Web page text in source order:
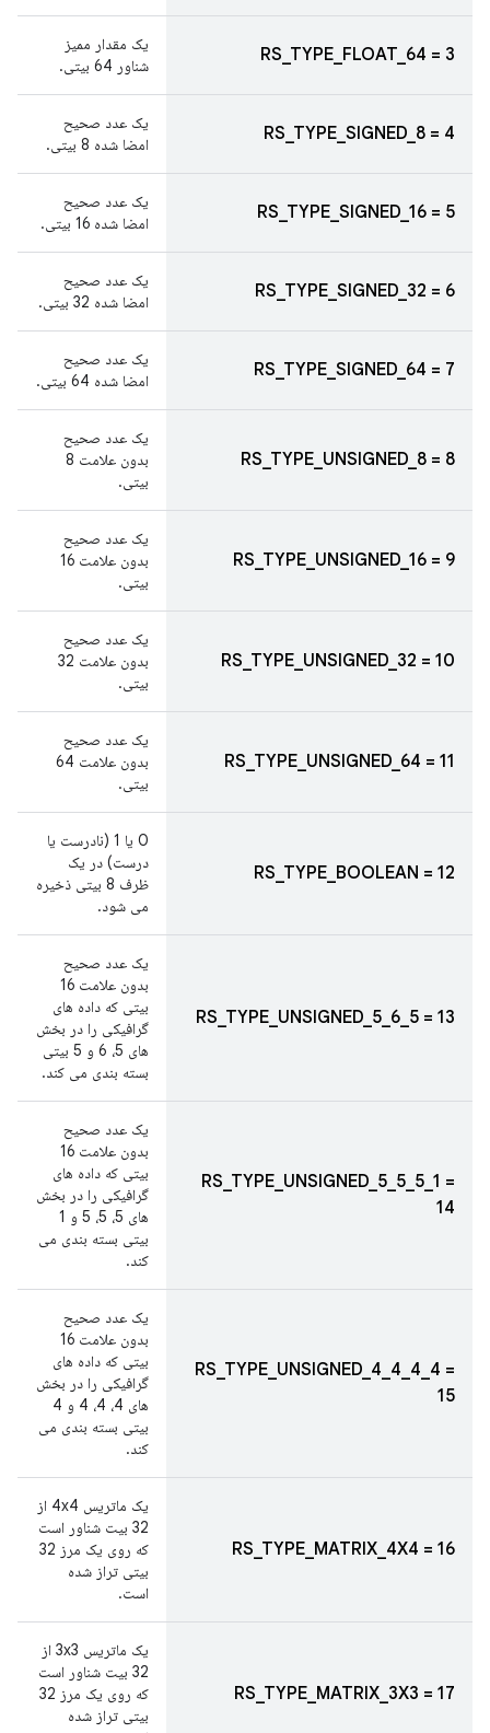
RS_TYPE_FLOAT_64 = 3
یک مقدار ممیز
شناور 64 بیتی.
RS_TYPE_SIGNED_8 = 4
یک عدد صحیح
امضا شده 8 بیتی.
RS_TYPE_SIGNED_16 = 5
یک عدد صحیح
امضا شده 16 بیتی.
RS_TYPE_SIGNED_32 = 6
یک عدد صحیح
امضا شده 32 بیتی.
RS_TYPE_SIGNED_64 = 7
یک عدد صحیح
امضا شده 64 بیتی.
RS_TYPE_UNSIGNED_8 = 8
یک عدد صحیح
بدون علامت 8
بیتی.
RS_TYPE_UNSIGNED_16 = 9
یک عدد صحیح
بدون علامت 16
بیتی.
RS_TYPE_UNSIGNED_32 = 10
یک عدد صحیح
بدون علامت 32
بیتی.
RS_TYPE_UNSIGNED_64 = 11
یک عدد صحیح
بدون علامت 64
بیتی.
RS_TYPE_BOOLEAN = 12
0 یا 1 (نادرست یا
درست) در یک
ظرف 8 بیتی ذخیره
می شود.
RS_TYPE_UNSIGNED_5_6_5 = 13
یک عدد صحیح
بدون علامت 16
بیتی که داده های
گرافیکی را در بخش
های 5، 6 و 5 بیتی
بسته بندی می کند.
RS_TYPE_UNSIGNED_5_5_5_1 =
14
یک عدد صحیح
بدون علامت 16
بیتی که داده های
گرافیکی را در بخش
های 5، 5، 5 و 1
بیتی بسته بندی می
کند.
RS_TYPE_UNSIGNED_4_4_4_4 =
15
یک عدد صحیح
بدون علامت 16
بیتی که داده های
گرافیکی را در بخش
های 4، 4، 4 و 4
بیتی بسته بندی می
کند.
RS_TYPE_MATRIX_4X4 = 16
یک ماتریس 4x4 از
32 بیت شناور است
که روی یک مرز 32
بیتی تراز شده
است.
RS_TYPE_MATRIX_3X3 = 17
یک ماتریس 3x3 از
32 بیت شناور است
که روی یک مرز 32
بیتی تراز شده